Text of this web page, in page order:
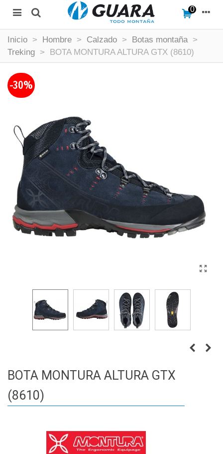
0
Inicio > Hombre > Calzado > Botas montaña >
Treking > BOTA MONTURA ALTURA GTX (8610)
-30%
BOTA MONTURA ALTURA GTX
(8610)